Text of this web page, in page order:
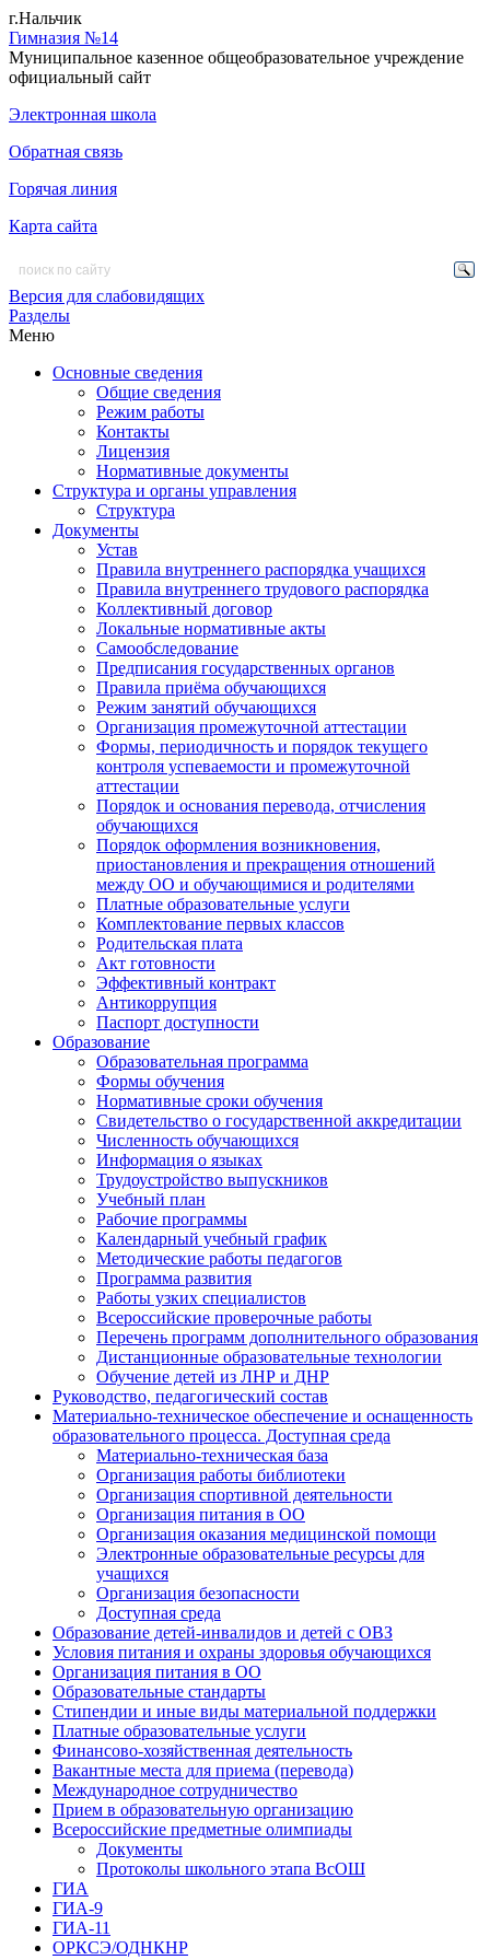
г.Нальчик
Гимназия №14
Муниципальное казенное общеобразовательное учреждение
официальный сайт
Электронная школа
Обратная связь
Горячая линия
Карта сайта
Версия для слабовидящих
Разделы
Меню
Основные сведения
Общие сведения
Режим работы
Контакты
Лицензия
Нормативные документы
Структура и органы управления
Структура
Документы
Устав
Правила внутреннего распорядка учащихся
Правила внутреннего трудового распорядка
Коллективный договор
Локальные нормативные акты
Самообследование
Предписания государственных органов
Правила приёма обучающихся
Режим занятий обучающихся
Организация промежуточной аттестации
Формы, периодичность и порядок текущего
контроля успеваемости и промежуточной
аттестации
Порядок и основания перевода, отчисления
обучающихся
Порядок оформления возникновения,
приостановления и прекращения отношений
между ОО и обучающимися и родителями
Платные образовательные услуги
Комплектование первых классов
Родительская плата
Акт готовности
Эффективный контракт
Антикоррупция
Паспорт доступности
Образование
Образовательная программа
Формы обучения
Нормативные сроки обучения
Свидетельство о государственной аккредитации
Численность обучающихся
Информация о языках
Трудоустройство выпускников
Учебный план
Рабочие программы
Календарный учебный график
Методические работы педагогов
Программа развития
Работы узких специалистов
Всероссийские проверочные работы
Перечень программ дополнительного образования
Дистанционные образовательные технологии
Обучение детей из ЛНР и ДНР
Руководство, педагогический состав
Материально-техническое обеспечение и оснащенность
образовательного процесса. Доступная среда
Материально-техническая база
Организация работы библиотеки
Организация спортивной деятельности
Организация питания в ОО
Организация оказания медицинской помощи
Электронные образовательные ресурсы для
учащихся
Организация безопасности
Доступная среда
Образование детей-инвалидов и детей с ОВЗ
Условия питания и охраны здоровья обучающихся
Организация питания в ОО
Образовательные стандарты
Стипендии и иные виды материальной поддержки
Платные образовательные услуги
Финансово-хозяйственная деятельность
Вакантные места для приема (перевода)
Международное сотрудничество
Прием в образовательную организацию
Всероссийские предметные олимпиады
Документы
Протоколы школьного этапа ВсОШ
ГИА
ГИА-9
ГИА-11
ОРКСЭ/ОДНКНР